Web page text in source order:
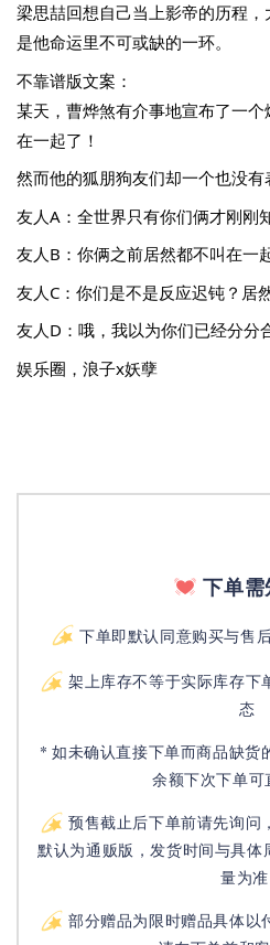
梁思喆回想自己当上影帝的历程
是他命运里不可或缺的一环。
不靠谱版文案：
某天，曹烨煞有介事地宣布了一
在一起了！
然而他的狐朋狗友们却一个也没有
友人A：全世界只有你们俩才刚刚
友人B：你俩之前居然都不叫在一
友人C：你们是不是反应迟钝？居
友人D：哦，我以为你们已经分分
娱乐圈，浪子x妖孽
下单需
下单即默认同意购买与售
架上库存不等于实际库存下
态
* 如未确认直接下单而商品缺货
余额下次下单可
预售截止后下单前请先询问
默认为通贩版，发货时间与具体
量为准
部分赠品为限时赠品具体以